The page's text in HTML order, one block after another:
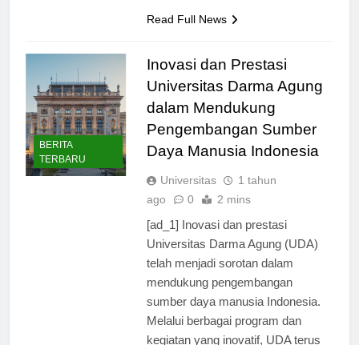
BERITA
TERBARU
Inovasi dan Prestasi
Universitas Darma Agung
dalam Mendukung
Pengembangan Sumber
Daya Manusia Indonesia
Universitas
1 tahun
[ad_1] Inovasi dan prestasi
Universitas Darma Agung (UDA)
telah menjadi sorotan dalam
mendukung pengembangan
sumber daya manusia Indonesia.
Melalui berbagai program dan